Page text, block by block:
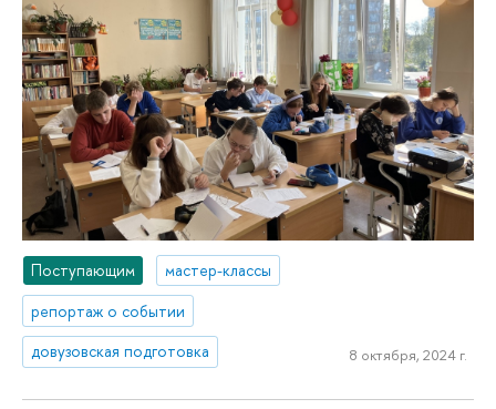
Поступающим
мастер-классы
репортаж о событии
довузовская подготовка
8 октября, 2024 г.